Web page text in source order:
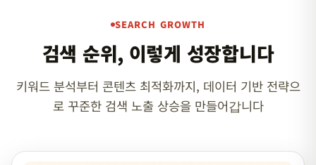
SEARCH GROWTH
검색 순위, 이렇게 성장합니다
키워드 분석부터 콘텐츠 최적화까지, 데이터 기반 전략으
로 꾸준한 검색 노출 상승을 만들어갑니다